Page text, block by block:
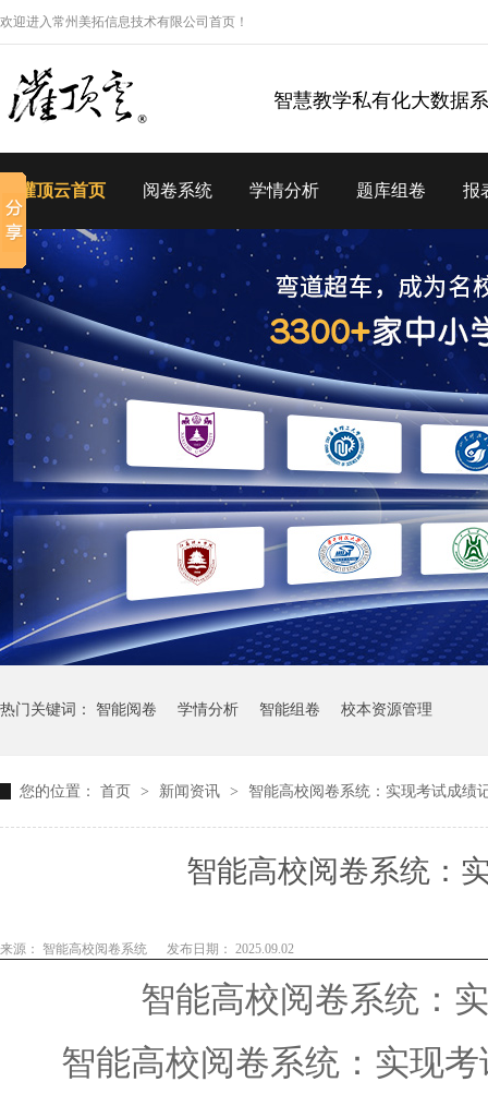
欢迎进入常州美拓信息技术有限公司首页！
智慧教学私有化大数据
灌顶云首页 阅卷系统 学情分析 题库组卷 报
热门关键词： 智能阅卷 学情分析 智能组卷 校本资源管理
您的位置： 首页 > 新闻资讯 > 智能高校阅卷系统：实现考试成绩
智能高校阅卷系统：
来源： 智能高校阅卷系统 发布日期： 2025.09.02
智能高校阅卷系统：
智能高校阅卷系统：实现考